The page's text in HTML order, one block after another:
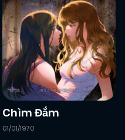
Chìm Đắm
01/01/1970